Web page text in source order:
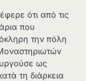
ότι από τις
που
την πόλη
ως
τη διάρκεια